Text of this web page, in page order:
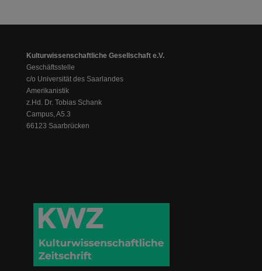
Kulturwissenschaftliche Gesellschaft e.V.
Geschäftsstelle
c/o Universität des Saarlandes
Amerikanistik
z.Hd. Dr. Tobias Schank
Campus, A5.3
66123 Saarbrücken